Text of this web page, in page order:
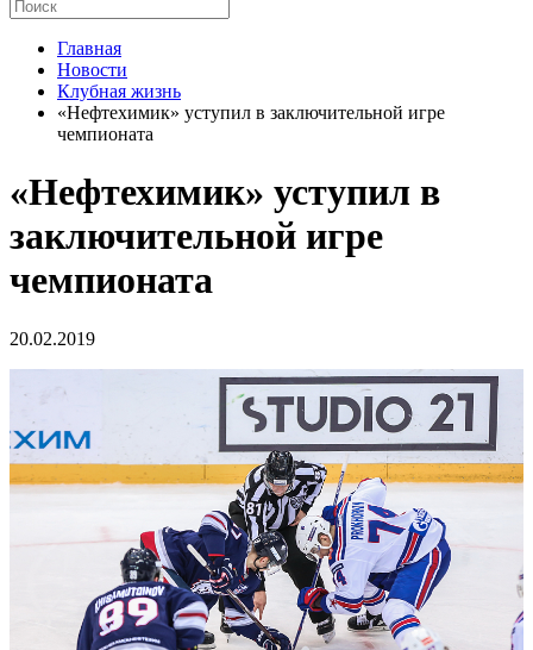
Главная
Новости
Клубная жизнь
«Нефтехимик» уступил в заключительной игре
чемпионата
«Нефтехимик» уступил в
заключительной игре
чемпионата
20.02.2019